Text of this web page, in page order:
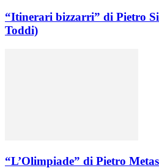
“Itinerari bizzarri” di Pietro
Toddi)
“L’Olimpiade” di Pietro